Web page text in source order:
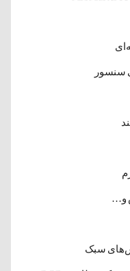
و…
سبک